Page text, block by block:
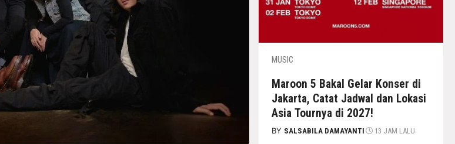
MUSIC
Maroon 5 Bakal Gelar Konser di
Jakarta, Catat Jadwal dan Lokasi
Asia Tournya di 2027!
BY SALSABILA DAMAYANTI 13 JAM LALU